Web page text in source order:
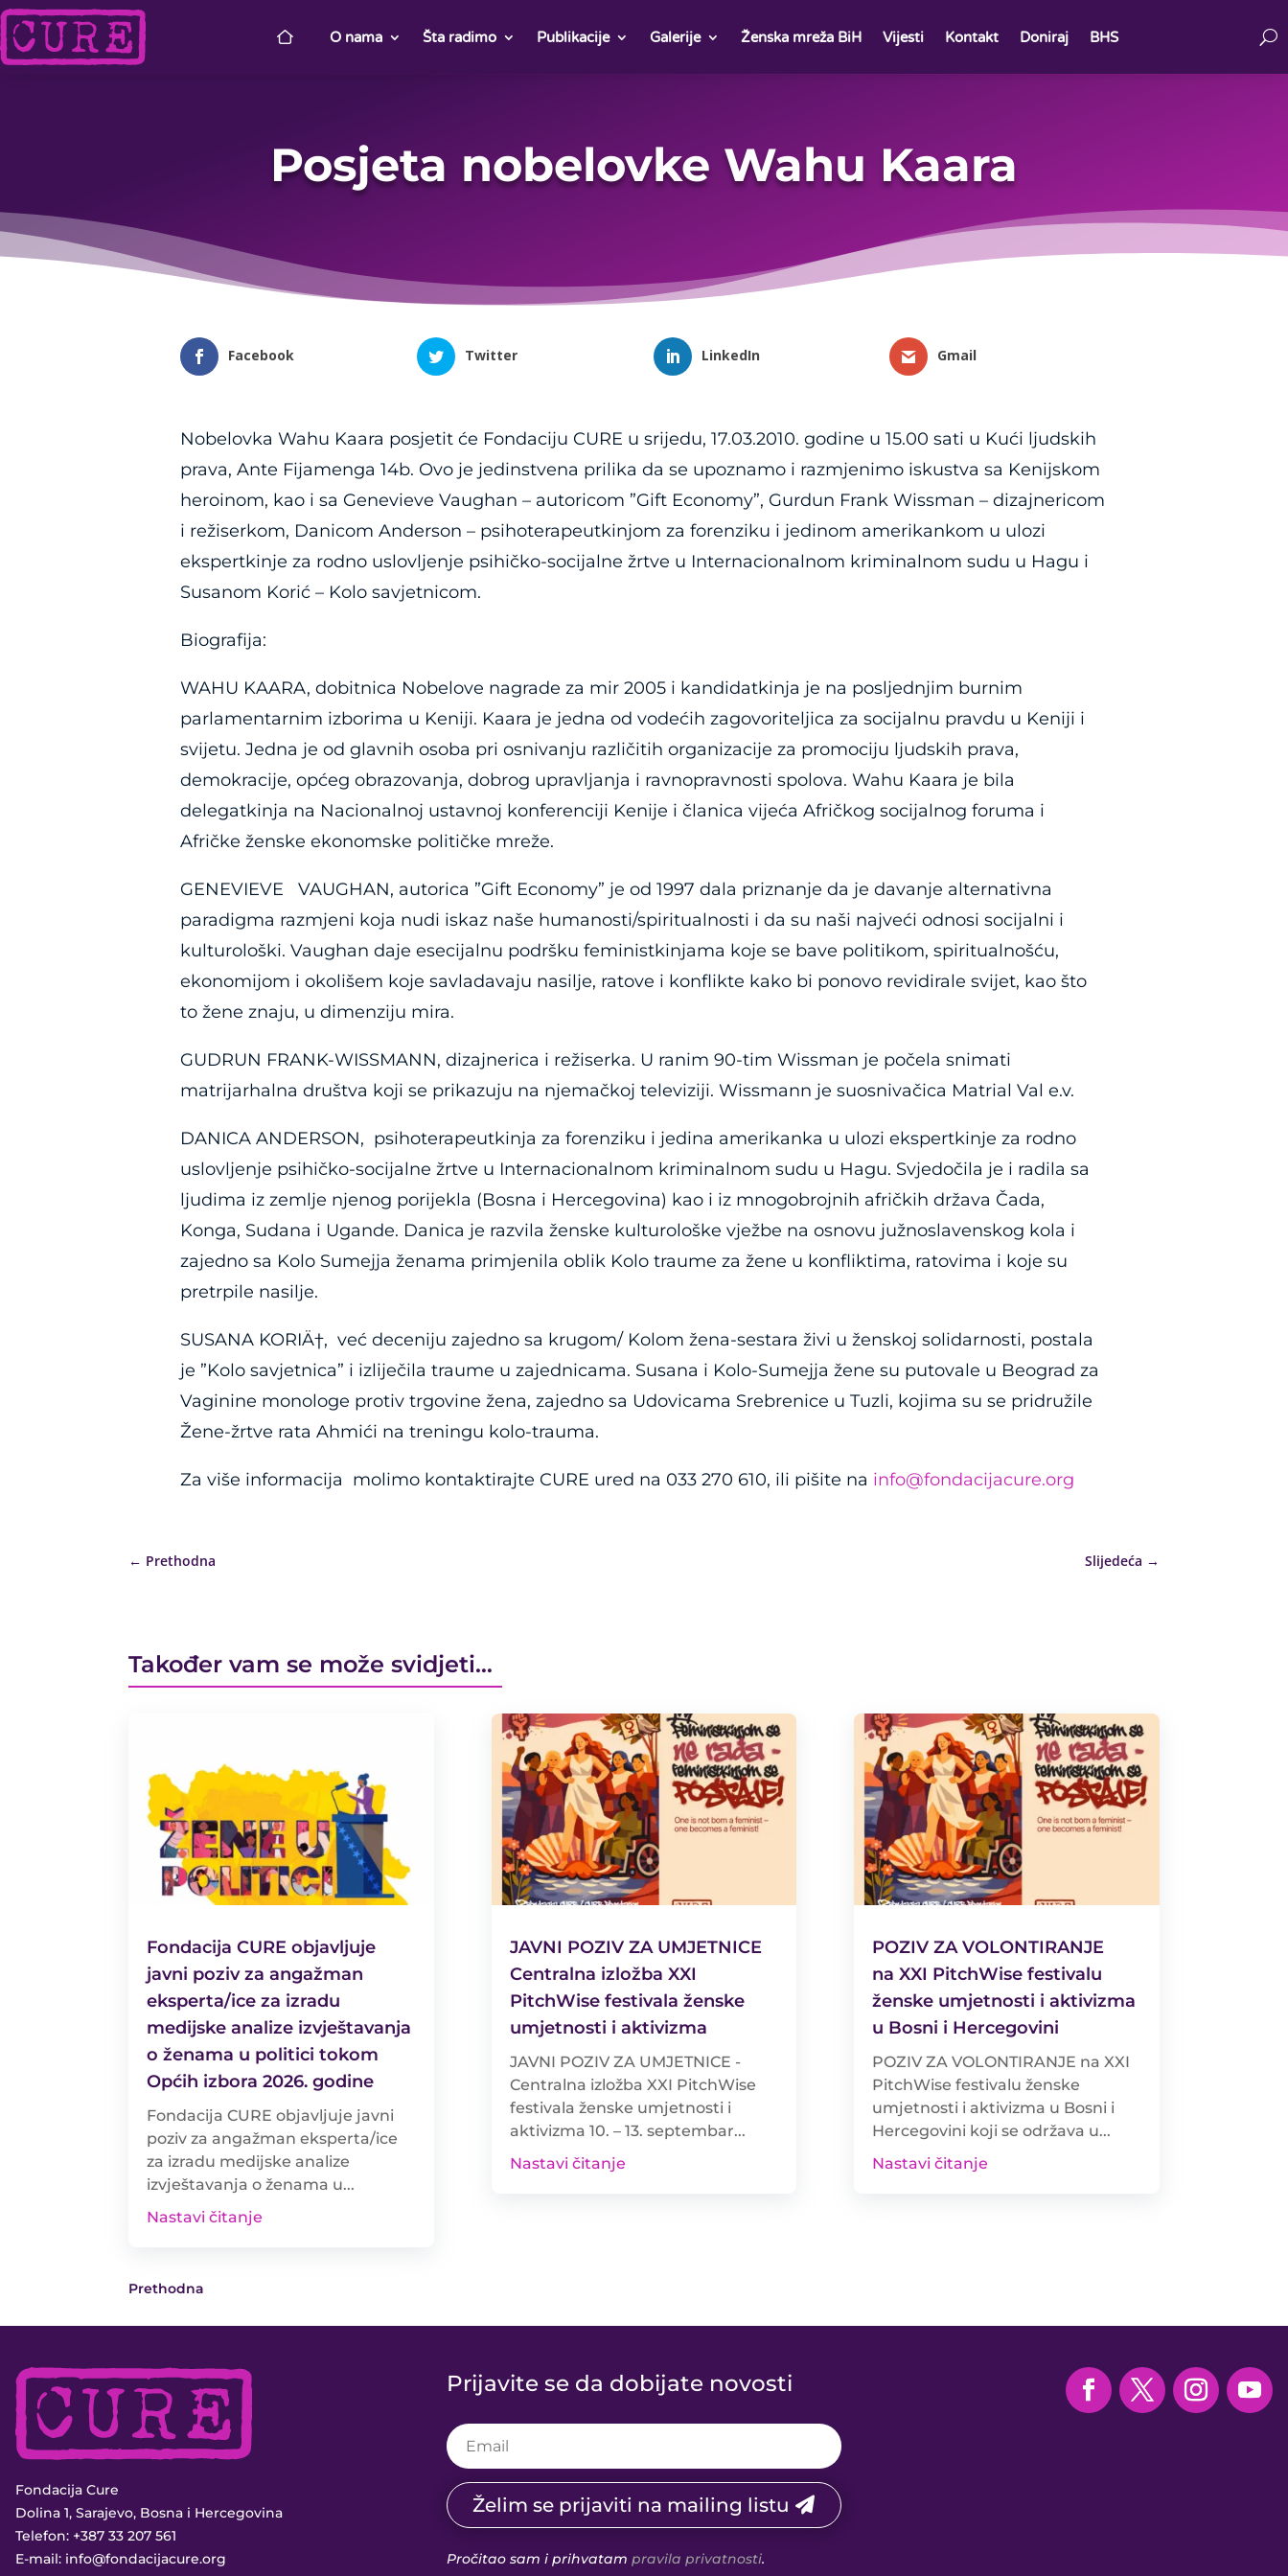
O nama Šta radimo Publikacije Galerije Ženska mreža BiH Vijesti Kontakt Doniraj BHS
Posjeta nobelovke Wahu Kaara
Facebook Twitter LinkedIn Gmail
Nobelovka Wahu Kaara posjetit će Fondaciju CURE u srijedu, 17.03.2010. godine u 15.00 sati u Kući ljudskih
prava, Ante Fijamenga 14b. Ovo je jedinstvena prilika da se upoznamo i razmjenimo iskustva sa Kenijskom
heroinom, kao i sa Genevieve Vaughan – autoricom ”Gift Economy”, Gurdun Frank Wissman – dizajnericom
i režiserkom, Danicom Anderson – psihoterapeutkinjom za forenziku i jedinom amerikankom u ulozi
ekspertkinje za rodno uslovljenje psihičko-socijalne žrtve u Internacionalnom kriminalnom sudu u Hagu i
Susanom Korić – Kolo savjetnicom.
Biografija:
WAHU KAARA, dobitnica Nobelove nagrade za mir 2005 i kandidatkinja je na posljednjim burnim
parlamentarnim izborima u Keniji. Kaara je jedna od vodećih zagovoriteljica za socijalnu pravdu u Keniji i
svijetu. Jedna je od glavnih osoba pri osnivanju različitih organizacije za promociju ljudskih prava,
demokracije, općeg obrazovanja, dobrog upravljanja i ravnopravnosti spolova. Wahu Kaara je bila
delegatkinja na Nacionalnoj ustavnoj konferenciji Kenije i članica vijeća Afričkog socijalnog foruma i
Afričke ženske ekonomske političke mreže.
GENEVIEVE VAUGHAN, autorica ”Gift Economy” je od 1997 dala priznanje da je davanje alternativna
paradigma razmjeni koja nudi iskaz naše humanosti/spiritualnosti i da su naši najveći odnosi socijalni i
kulturološki. Vaughan daje esecijalnu podršku feministkinjama koje se bave politikom, spiritualnošću,
ekonomijom i okolišem koje savladavaju nasilje, ratove i konflikte kako bi ponovo revidirale svijet, kao što
to žene znaju, u dimenziju mira.
GUDRUN FRANK-WISSMANN, dizajnerica i režiserka. U ranim 90-tim Wissman je počela snimati
matrijarhalna društva koji se prikazuju na njemačkoj televiziji. Wissmann je suosnivačica Matrial Val e.v.
DANICA ANDERSON, psihoterapeutkinja za forenziku i jedina amerikanka u ulozi ekspertkinje za rodno
uslovljenje psihičko-socijalne žrtve u Internacionalnom kriminalnom sudu u Hagu. Svjedočila je i radila sa
ljudima iz zemlje njenog porijekla (Bosna i Hercegovina) kao i iz mnogobrojnih afričkih država Čada,
Konga, Sudana i Ugande. Danica je razvila ženske kulturološke vježbe na osnovu južnoslavenskog kola i
zajedno sa Kolo Sumejja ženama primjenila oblik Kolo traume za žene u konfliktima, ratovima i koje su
pretrpile nasilje.
SUSANA KORIÄ†, već deceniju zajedno sa krugom/ Kolom žena-sestara živi u ženskoj solidarnosti, postala
je ”Kolo savjetnica” i izliječila traume u zajednicama. Susana i Kolo-Sumejja žene su putovale u Beograd za
Vaginine monologe protiv trgovine žena, zajedno sa Udovicama Srebrenice u Tuzli, kojima su se pridružile
Žene-žrtve rata Ahmići na treningu kolo-trauma.
Za više informacija molimo kontaktirajte CURE ured na 033 270 610, ili pišite na info@fondacijacure.org
← Prethodna Slijedeća →
Također vam se može svidjeti…
Fondacija CURE objavljuje
javni poziv za angažman
eksperta/ice za izradu
medijske analize izvještavanja
o ženama u politici tokom
Općih izbora 2026. godine
Fondacija CURE objavljuje javni
poziv za angažman eksperta/ice
za izradu medijske analize
izvještavanja o ženama u...
Nastavi čitanje
JAVNI POZIV ZA UMJETNICE
Centralna izložba XXI
PitchWise festivala ženske
umjetnosti i aktivizma
JAVNI POZIV ZA UMJETNICE -
Centralna izložba XXI PitchWise
festivala ženske umjetnosti i
aktivizma 10. – 13. septembar...
Nastavi čitanje
POZIV ZA VOLONTIRANJE
na XXI PitchWise festivalu
ženske umjetnosti i aktivizma
u Bosni i Hercegovini
POZIV ZA VOLONTIRANJE na XXI
PitchWise festivalu ženske
umjetnosti i aktivizma u Bosni i
Hercegovini koji se održava u...
Nastavi čitanje
Prethodna
Fondacija Cure
Dolina 1, Sarajevo, Bosna i Hercegovina
Telefon: +387 33 207 561
E-mail: info@fondacijacure.org
Prijavite se da dobijate novosti
Želim se prijaviti na mailing listu
Pročitao sam i prihvatampravila privatnosti.